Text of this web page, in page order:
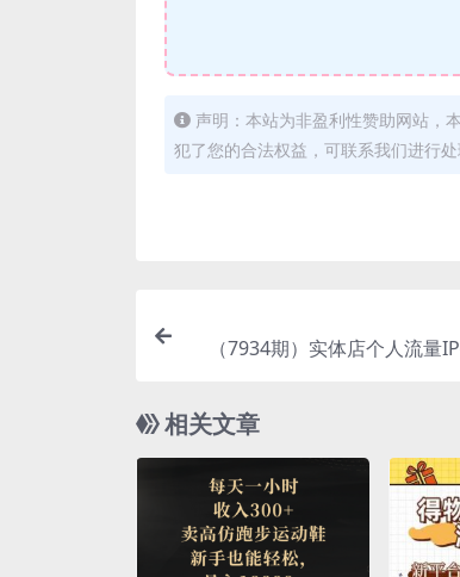
声明：本站为非盈利性赞助网站，
犯了您的合法权益，可联系我们进行处
（7934期）实体店个人流量
相关文章